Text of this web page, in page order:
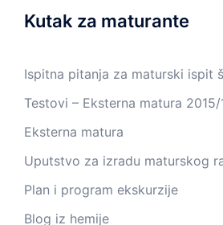
Kutak za maturante
Ispitna pitanja za maturski ispit
Testovi – Eksterna matura
Eksterna matura
Uputstvo za izradu maturskog
Plan i program ekskurzije
Blog iz hemije